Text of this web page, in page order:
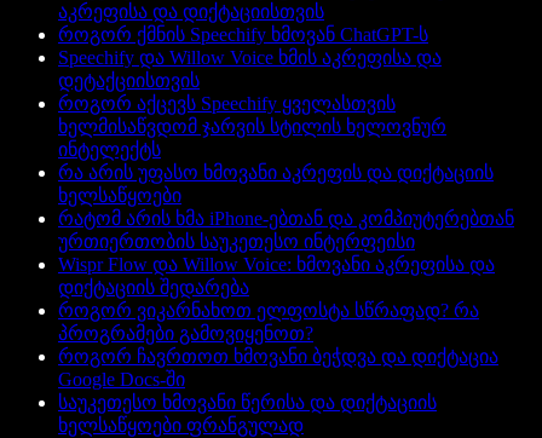
აკრეფისა და დიქტაციისთვის
როგორ ქმნის Speechify ხმოვან ChatGPT-ს
Speechify და Willow Voice ხმის აკრეფისა და
დეტაქციისთვის
როგორ აქცევს Speechify ყველასთვის
ხელმისაწვდომ ჯარვის სტილის ხელოვნურ
ინტელექტს
რა არის უფასო ხმოვანი აკრეფის და დიქტაციის
ხელსაწყოები
რატომ არის ხმა iPhone-ებთან და კომპიუტერებთან
ურთიერთობის საუკეთესო ინტერფეისი
Wispr Flow და Willow Voice: ხმოვანი აკრეფისა და
დიქტაციის შედარება
როგორ ვიკარნახოთ ელფოსტა სწრაფად? რა
პროგრამები გამოვიყენოთ?
როგორ ჩავრთოთ ხმოვანი ბეჭდვა და დიქტაცია
Google Docs-ში
საუკეთესო ხმოვანი წერისა და დიქტაციის
ხელსაწყოები ფრანგულად